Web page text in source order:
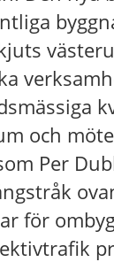
och
Per
för